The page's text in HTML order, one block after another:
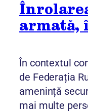
armată,
În contextul
de Federația
amenință
mai multe